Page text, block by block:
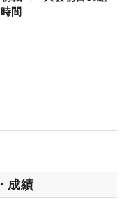
間
成績